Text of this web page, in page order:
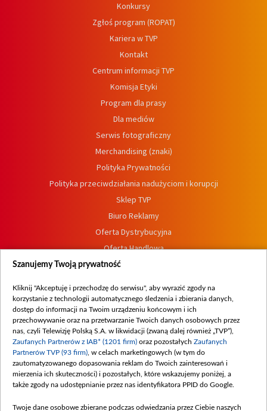
Konkursy
Zgłoś program (ROPAT)
Kariera w TVP
Kontakt
Centrum informacji TVP
Komisja Etyki
Program dla prasy
Dla mediów
Serwis fotograficzny
Merchandising (znaki)
Polityka Prywatności
Polityka przeciwdziałania nadużyciom i korupcji
Sklep TVP
Biuro Reklamy
Oferta Dystrybucyjna
Oferta Handlowa
Dostępność
Procedura zgłoszeń wewnętrznych
Szanujemy Twoją prywatność
Kliknij "Akceptuję i przechodzę do serwisu", aby wyrazić zgody na
korzystanie z technologii automatycznego śledzenia i zbierania danych,
dostęp do informacji na Twoim urządzeniu końcowym i ich
przechowywanie oraz na przetwarzanie Twoich danych osobowych przez
nas, czyli Telewizję Polską S.A. w likwidacji (zwaną dalej również „TVP”),
Zaufanych Partnerów z IAB* (1201 firm) oraz pozostałych Zaufanych
Partnerów TVP (93 firm) , w celach marketingowych (w tym do
zautomatyzowanego dopasowania reklam do Twoich zainteresowań i
mierzenia ich skuteczności) i pozostałych, które wskazujemy poniżej, a
także zgody na udostępnianie przez nas identyfikatora PPID do Google.
Twoje dane osobowe zbierane podczas odwiedzania przez Ciebie naszych